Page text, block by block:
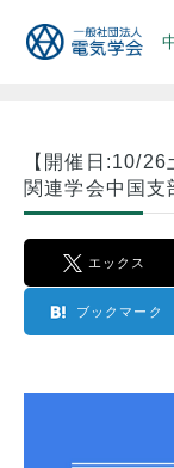
【開催日:10/
関連学会中国
エックス
ブックマーク